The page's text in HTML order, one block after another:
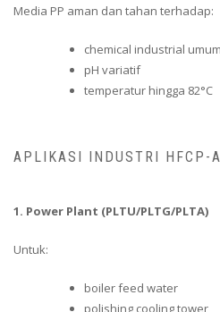
Media PP aman dan tahan terhadap:
chemical industrial umum
pH variatif
temperatur hingga 82°C
APLIKASI INDUSTRI HFCP-
1. Power Plant (PLTU/PLTG/PLTA)
Untuk:
boiler feed water